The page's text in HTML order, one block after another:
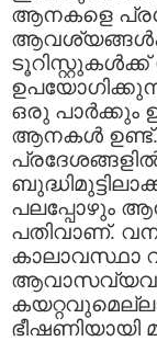
ആനകളെ
ഒരു പാര്‍ക്കും
ആനകള്‍ ഉണ്ട്.
പലപ്പോഴും
പതിവാണ്.
കാലാവസ്ഥാ
ഭീഷണിയായി